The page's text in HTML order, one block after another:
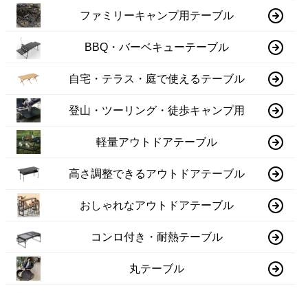
ファミリーキャンプ用テーブル
BBQ・バーベキューテーブル
自宅・テラス・庭で使えるテーブル
登山・ツーリング・徒歩キャンプ用
軽量アウトドアテーブル
高さ調整できるアウトドアテーブル
おしゃれなアウトドアテーブル
コンロ付き・耐熱テーブル
丸テーブル